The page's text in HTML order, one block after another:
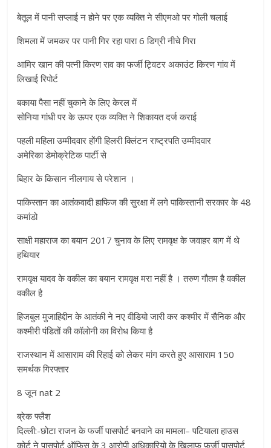
बेतूल में पानी सप्लाई न होने पर एक व्यक्ति ने सीएमओ पर गोली चलाई
शिमला में जमकर पर पानी गिर रहा पारा 6 डिग्री नीचे गिरा
आमिर खान की पत्नी किरण राव का फर्जी ट्विटर अकाउंट किरण गांव में
लिखाई रिपोर्ट
बकाया पैसा नहीं चुकाने के लिए केरल में
सोनिया गांधी पर के ऊपर एक व्यक्ति ने शिकायत दर्ज कराई
पहली महिला उम्मीदवार होंगी हिलरी क्लिंटन राष्ट्रपति उम्मीदवार
अमेरिका डेमोक्रेटिक पार्टी से
बिहार के किसान नीलगाय से परेशान ।
पाकिस्तान का आतंकवादी हाफिज की सुरक्षा में लगे पाकिस्तानी सरकार के 48
कमांडो
साक्षी महाराज का बयान 2017 चुनाव के लिए रामवृक्ष के जवाहर बाग में थे
हथियार
रामवृक्ष यादव के वकील का बयान रामवृक्ष मरा नहीं है । तरुण गौतम है वकील
वकील है
हिजबुल मुजाहिद्दीन के आतंकी ने नए वीडियो जारी कर कश्मीर में सैनिक और
कश्मीरी पंडितों की कॉलोनी का विरोध किया है
राजस्थान में आसाराम की रिहाई को लेकर मांग करते हुए आसाराम 150
समर्थक गिरफ्तार
8 जून nat 2
ब्रेक फ्लैश
दिल्ली:-छोटा राजन के फर्जी पासपोर्ट बनवाने का मामला– पटियाला हाउस
कोर्ट ने पासपोर्ट ऑफिस के 3 आरोपी अधिकारियो के खिलाफ फ़र्ज़ी पासपोर्ट